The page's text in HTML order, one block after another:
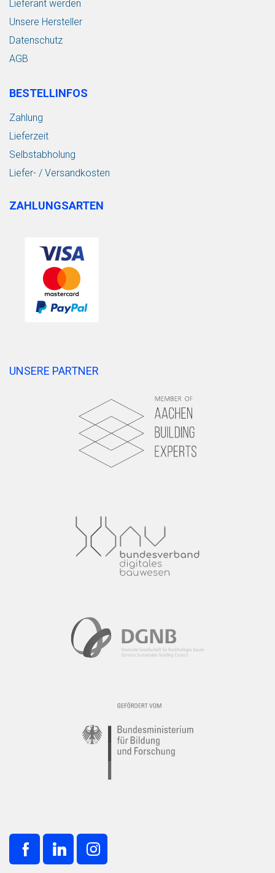
Lieferant werden
Unsere Hersteller
Datenschutz
AGB
BESTELLINFOS
Zahlung
Lieferzeit
Selbstabholung
Liefer- / Versandkosten
ZAHLUNGSARTEN
UNSERE PARTNER